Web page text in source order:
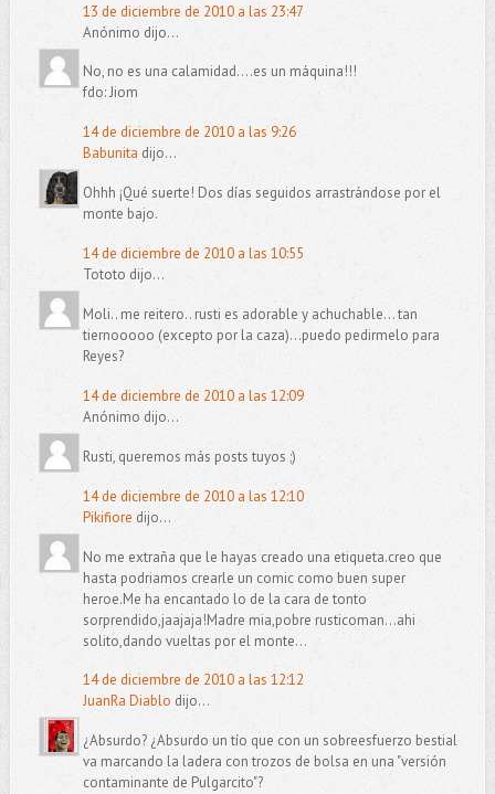
13 de diciembre de 2010 a las 23:47
Anónimo dijo...
No, no es una calamidad....es un máquina!!!
fdo: Jiom
14 de diciembre de 2010 a las 9:26
Babunita dijo...
Ohhh ¡Qué suerte! Dos días seguidos arrastrándose por el
monte bajo.
14 de diciembre de 2010 a las 10:55
Tototo dijo...
Moli.. me reitero.. rusti es adorable y achuchable... tan
tiernooooo (excepto por la caza)...puedo pedirmelo para
Reyes?
14 de diciembre de 2010 a las 12:09
Anónimo dijo...
Rusti, queremos más posts tuyos ;)
14 de diciembre de 2010 a las 12:10
Pikifiore dijo...
No me extraña que le hayas creado una etiqueta.creo que
hasta podriamos crearle un comic como buen super
heroe.Me ha encantado lo de la cara de tonto
sorprendido,jaajaja!Madre mia,pobre rusticoman...ahi
solito,dando vueltas por el monte...
14 de diciembre de 2010 a las 12:12
JuanRa Diablo dijo...
¿Absurdo? ¿Absurdo un tío que con un sobreesfuerzo bestial
va marcando la ladera con trozos de bolsa en una "versión
contaminante de Pulgarcito"?